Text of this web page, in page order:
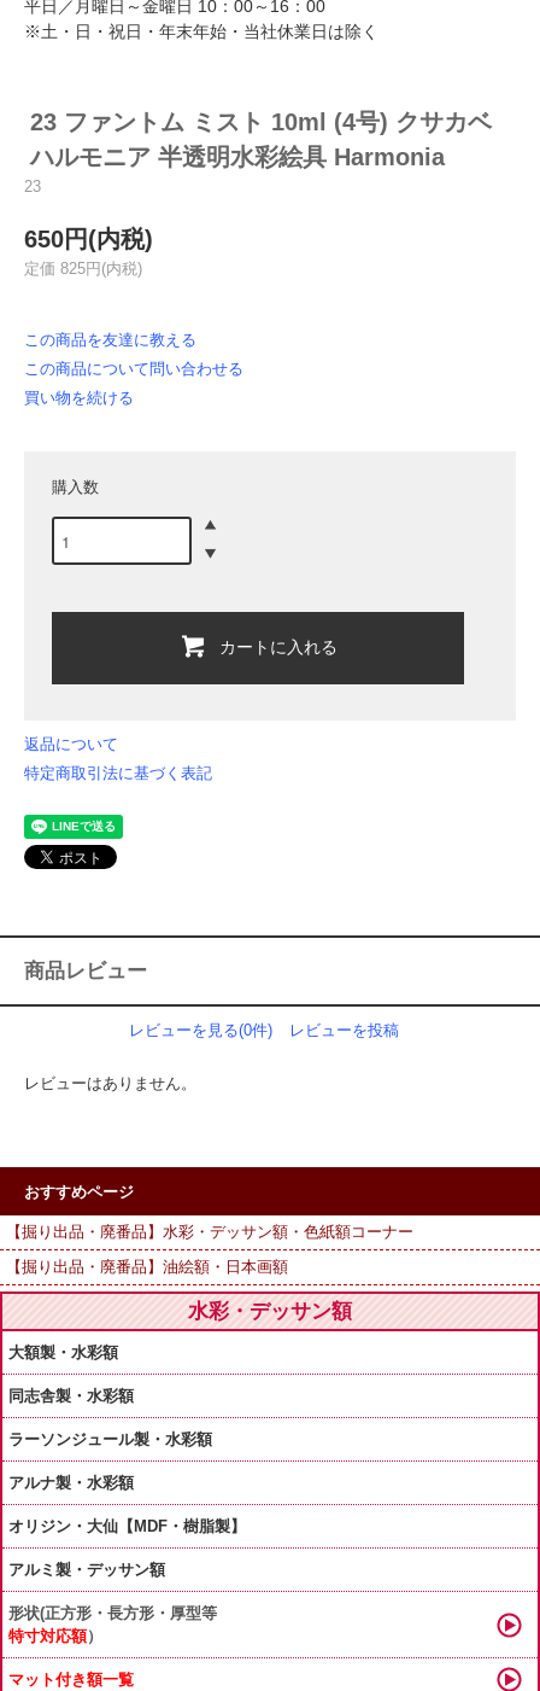
平日／月曜日～金曜日 10：00～16：00
※土・日・祝日・年末年始・当社休業日は除く
23 ファントム ミスト 10ml (4号) クサカベ
ハルモニア 半透明水彩絵具 Harmonia
23
650円(内税)
定価 825円(内税)
この商品を友達に教える
この商品について問い合わせる
買い物を続ける
購入数
カートに入れる
返品について
特定商取引法に基づく表記
商品レビュー
レビューを見る(0件) レビューを投稿
レビューはありません。
おすすめページ
【掘り出品・廃番品】水彩・デッサン額・色紙額コーナー
【掘り出品・廃番品】油絵額・日本画額
水彩・デッサン額
大額製・水彩額
同志舎製・水彩額
ラーソンジュール製・水彩額
アルナ製・水彩額
オリジン・大仙【MDF・樹脂製】
アルミ製・デッサン額
形状(正方形・長方形・厚型等
特寸対応額）
マット付き額一覧